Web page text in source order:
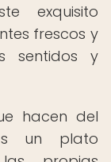
exquisito
frescos y
sentidos y
hacen del
un plato